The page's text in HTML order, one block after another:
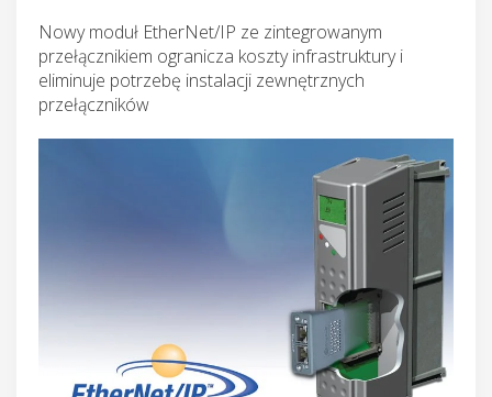
Nowy moduł EtherNet/IP ze zintegrowanym
przełącznikiem ogranicza koszty infrastruktury i
eliminuje potrzebę instalacji zewnętrznych
przełączników